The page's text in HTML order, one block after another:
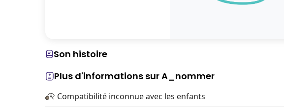
Son histoire
Plus d'informations sur A_nommer
Compatibilité inconnue avec les enfants